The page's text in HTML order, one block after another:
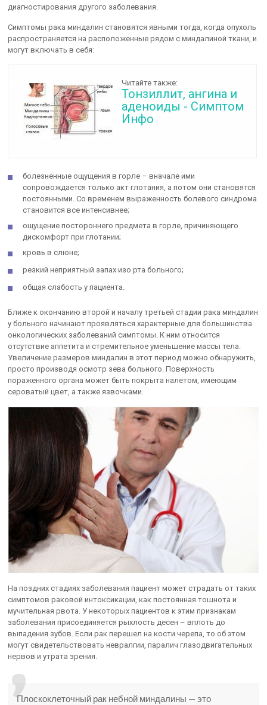
диагностирования другого заболевания.
Симптомы рака миндалин становятся явными тогда, когда опухоль
распространяется на расположенные рядом с миндалиной ткани, и
могут включать в себя:
Читайте также:
Тонзиллит, ангина и
аденоиды - Симптом
Инфо
болезненные ощущения в горле – вначале ими
сопровождается только акт глотания, а потом они становятся
постоянными. Со временем выраженность болевого синдрома
становится все интенсивнее;
ощущение постороннего предмета в горле, причиняющего
дискомфорт при глотании;
кровь в слюне;
резкий неприятный запах изо рта больного;
общая слабость у пациента.
Ближе к окончанию второй и началу третьей стадии рака миндалин
у больного начинают проявляться характерные для большинства
онкологических заболеваний симптомы. К ним относится
отсутствие аппетита и стремительное уменьшение массы тела.
Увеличение размеров миндалин в этот период можно обнаружить,
просто производя осмотр зева больного. Поверхность
пораженного органа может быть покрыта налетом, имеющим
сероватый цвет, а также язвочками.
На поздних стадиях заболевания пациент может страдать от таких
симптомов раковой интоксикации, как постоянная тошнота и
мучительная рвота. У некоторых пациентов к этим признакам
заболевания присоединяется рыхлость десен – вплоть до
выпадения зубов. Если рак перешел на кости черепа, то об этом
могут свидетельствовать невралгии, паралич глазодвигательных
нервов и утрата зрения.
Плоскоклеточный рак небной миндалины — это